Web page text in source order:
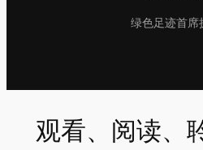
绿色足迹首席
观看、阅读、